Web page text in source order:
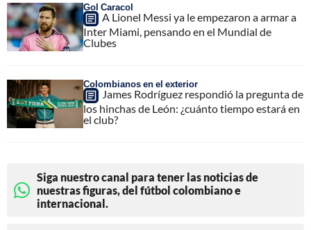
Gol Caracol
A Lionel Messi ya le empezaron a armar a
Inter Miami, pensando en el Mundial de
Clubes
Colombianos en el exterior
James Rodríguez respondió la pregunta de
los hinchas de León: ¿cuánto tiempo estará en
el club?
Siga nuestro canal para tener las noticias de
nuestras figuras, del fútbol colombiano e
internacional.